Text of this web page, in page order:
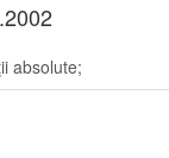
absolute;